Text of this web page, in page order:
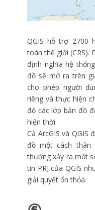
QGIS hỗ trợ 2700
toàn thế giới (CRS).
định nghĩa hệ
đồ sẽ mở ra trên
cho phép người
riêng và thực hiện
độ các lớp bản đồ
hiện thời.
Cả ArcGIS và QGIS
đồ một cách thân
thường xảy ra một
tin PRJ của QGIS
giải quyết ổn thỏa.